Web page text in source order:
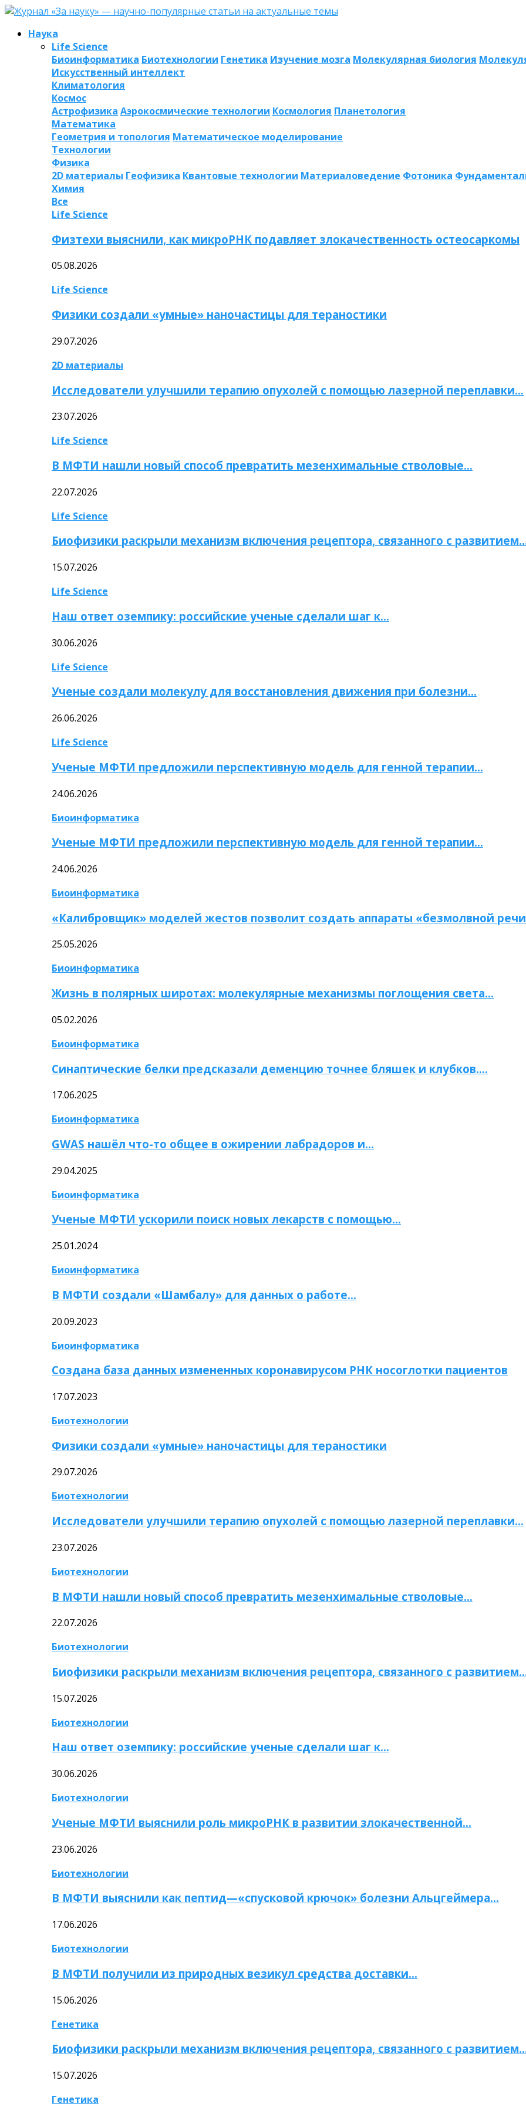
Наука
Life Science
Биоинформатика Биотехнологии Генетика Изучение мозга Молекулярная биология
Искусственный интеллект
Климатология
Космос
Астрофизика Аэрокосмические технологии Космология Планетология
Математика
Геометрия и топология Математическое моделирование
Технологии
Физика
2D материалы Геофизика Квантовые технологии Материаловедение Фотоника
Химия
Все
Life Science
Физтехи выяснили, как микроРНК подавляет злокачественность остеосаркомы
05.08.2026
Life Science
Физики создали «умные» наночастицы для тераностики
29.07.2026
2D материалы
Исследователи улучшили терапию опухолей с помощью лазерной переплавки…
23.07.2026
Life Science
В МФТИ нашли новый способ превратить мезенхимальные стволовые…
22.07.2026
Life Science
Биофизики раскрыли механизм включения рецептора, связанного с
15.07.2026
Life Science
Наш ответ оземпику: российские ученые сделали шаг к…
30.06.2026
Life Science
Ученые создали молекулу для восстановления движения при болезни…
26.06.2026
Life Science
Ученые МФТИ предложили перспективную модель для генной терапии…
24.06.2026
Биоинформатика
Ученые МФТИ предложили перспективную модель для генной терапии…
24.06.2026
Биоинформатика
«Калибровщик» моделей жестов позволит создать аппараты «безмолвной
25.05.2026
Биоинформатика
Жизнь в полярных широтах: молекулярные механизмы поглощения света…
05.02.2026
Биоинформатика
Синаптические белки предсказали деменцию точнее бляшек и клубков….
17.06.2025
Биоинформатика
GWAS нашёл что-то общее в ожирении лабрадоров и…
29.04.2025
Биоинформатика
Ученые МФТИ ускорили поиск новых лекарств с помощью…
25.01.2024
Биоинформатика
В МФТИ создали «Шамбалу» для данных о работе…
20.09.2023
Биоинформатика
Создана база данных измененных коронавирусом РНК носоглотки пациентов
17.07.2023
Биотехнологии
Физики создали «умные» наночастицы для тераностики
29.07.2026
Биотехнологии
Исследователи улучшили терапию опухолей с помощью лазерной переплавки…
23.07.2026
Биотехнологии
В МФТИ нашли новый способ превратить мезенхимальные стволовые…
22.07.2026
Биотехнологии
Биофизики раскрыли механизм включения рецептора, связанного с
15.07.2026
Биотехнологии
Наш ответ оземпику: российские ученые сделали шаг к…
30.06.2026
Биотехнологии
Ученые МФТИ выяснили роль микроРНК в развитии злокачественной…
23.06.2026
Биотехнологии
В МФТИ выяснили как пептид—«спусковой крючок» болезни Альцгеймера…
17.06.2026
Биотехнологии
В МФТИ получили из природных везикул средства доставки…
15.06.2026
Генетика
Биофизики раскрыли механизм включения рецептора, связанного с
15.07.2026
Генетика